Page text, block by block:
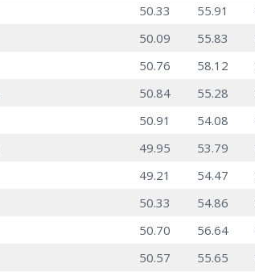
50.33 55.91
50.09 55.83
50.76 58.12
50.84 55.28
50.91 54.08
49.95 53.79
49.21 54.47
50.33 54.86
50.70 56.64
50.57 55.65